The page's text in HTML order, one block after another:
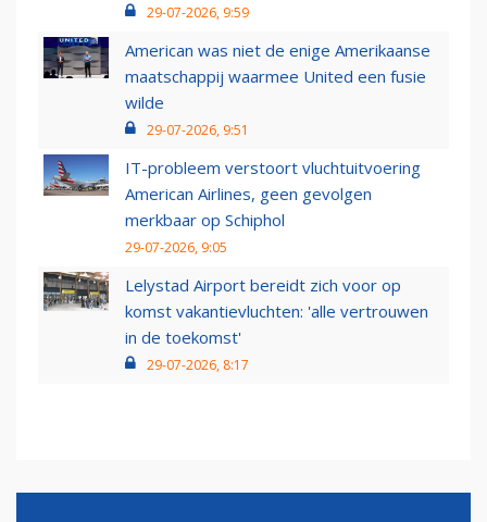
29-07-2026, 9:59
American was niet de enige Amerikaanse
maatschappij waarmee United een fusie
wilde
29-07-2026, 9:51
IT-probleem verstoort vluchtuitvoering
American Airlines, geen gevolgen
merkbaar op Schiphol
29-07-2026, 9:05
Lelystad Airport bereidt zich voor op
komst vakantievluchten: 'alle vertrouwen
in de toekomst'
29-07-2026, 8:17